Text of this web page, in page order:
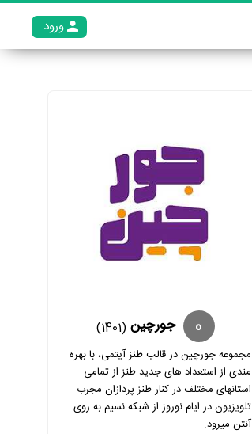
ورود
0 جورچین (1401)
مجموعه جورچین در قالب طنز آیتمی، با بهره
مندی از استعداد های جدید طنز از تمامی
استانهای مختلف در کنار طنز پردازان مجرب
تلویزیون در ایام نوروز از شبکه نسیم به روی
آنتن میرود.